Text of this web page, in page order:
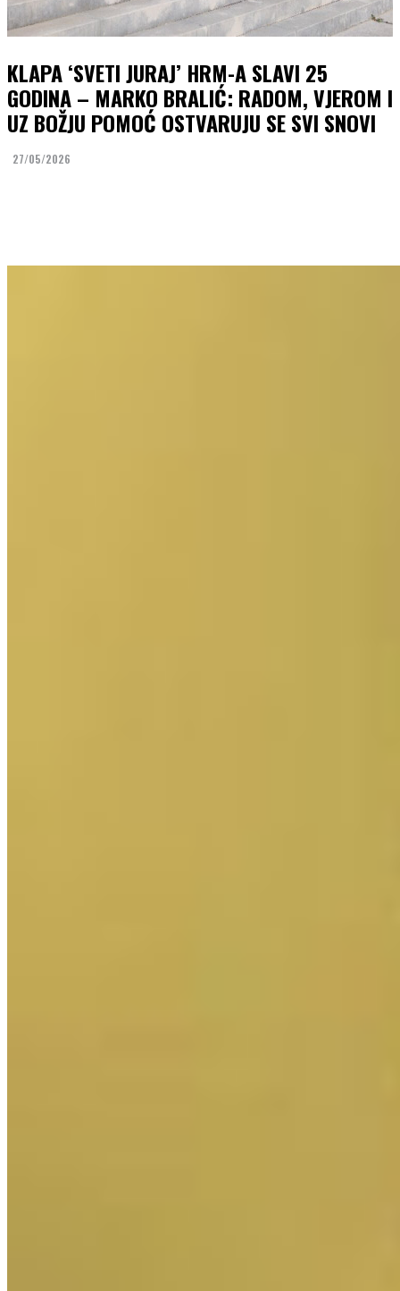
KLAPA ‘SVETI JURAJ’ HRM-A SLAVI 25
GODINA – MARKO BRALIĆ: RADOM, VJEROM I
UZ BOŽJU POMOĆ OSTVARUJU SE SVI SNOVI
27/05/2026